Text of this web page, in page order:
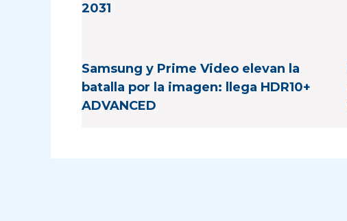
2031
Samsung y Prime Video elevan la
batalla por la imagen: llega HDR10+
ADVANCED